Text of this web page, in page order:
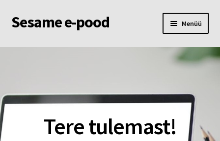
Liigu
navigeerimisele
Liigu
sisu
Sesame e-pood Menüü
Esileht
Ostukorv
Minu kontoTere tulemast!